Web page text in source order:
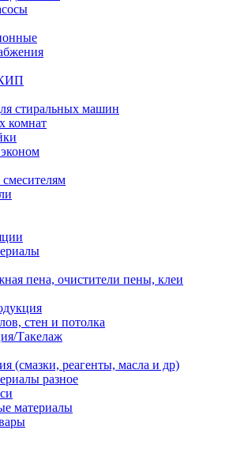
стиральных машин
комнат
пена, очистители пены, клеи
стен и потолка
Такелаж
(смазки, реагенты, масла и др)
разное
материалы